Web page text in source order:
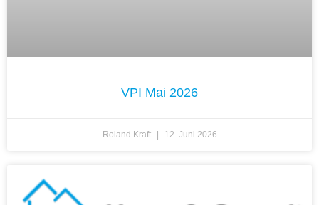
VPI Mai 2026
Roland Kraft 12. Juni 2026